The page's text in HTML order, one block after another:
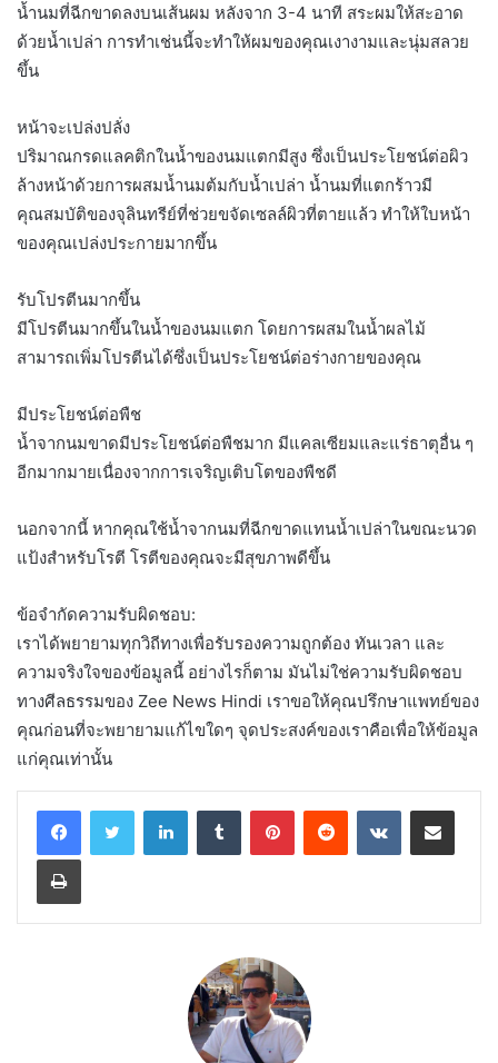
น้ำนมที่ฉีกขาดลงบนเส้นผม หลังจาก 3-4 นาที สระผมให้สะอาด
ด้วยน้ำเปล่า การทำเช่นนี้จะทำให้ผมของคุณเงางามและนุ่มสลวย
ขึ้น
หน้าจะเปล่งปลั่ง
ปริมาณกรดแลคติกในน้ำของนมแตกมีสูง ซึ่งเป็นประโยชน์ต่อผิว
ล้างหน้าด้วยการผสมน้ำนมต้มกับน้ำเปล่า น้ำนมที่แตกร้าวมี
คุณสมบัติของจุลินทรีย์ที่ช่วยขจัดเซลล์ผิวที่ตายแล้ว ทำให้ใบหน้า
ของคุณเปล่งประกายมากขึ้น
รับโปรตีนมากขึ้น
มีโปรตีนมากขึ้นในน้ำของนมแตก โดยการผสมในน้ำผลไม้
สามารถเพิ่มโปรตีนได้ซึ่งเป็นประโยชน์ต่อร่างกายของคุณ
มีประโยชน์ต่อพืช
น้ำจากนมขาดมีประโยชน์ต่อพืชมาก มีแคลเซียมและแร่ธาตุอื่น ๆ
อีกมากมายเนื่องจากการเจริญเติบโตของพืชดี
นอกจากนี้ หากคุณใช้น้ำจากนมที่ฉีกขาดแทนน้ำเปล่าในขณะนวด
แป้งสำหรับโรตี โรตีของคุณจะมีสุขภาพดีขึ้น
ข้อจำกัดความรับผิดชอบ:
เราได้พยายามทุกวิถีทางเพื่อรับรองความถูกต้อง ทันเวลา และ
ความจริงใจของข้อมูลนี้ อย่างไรก็ตาม มันไม่ใช่ความรับผิดชอบ
ทางศีลธรรมของ Zee News Hindi เราขอให้คุณปรึกษาแพทย์ของ
คุณก่อนที่จะพยายามแก้ไขใดๆ จุดประสงค์ของเราคือเพื่อให้ข้อมูล
แก่คุณเท่านั้น
LinkedInTumblr PinterestReddit VKontakteShare via Email
Print